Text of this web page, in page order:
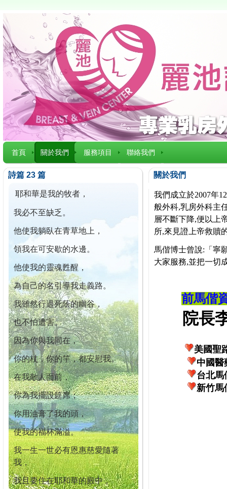
首頁 關於我們 服務項目 聯絡我們
詩篇 23 篇
耶和華是我的牧者，
我必不至缺乏。
他使我躺臥在青草地上，
領我在可安歇的水邊。
他使我的靈魂甦醒，
為自己的名引導我走義路。
我雖然行過死蔭的幽谷，
也不怕遭害。
因為你與我同在，
你的杖，你的竿，都安慰我。
在我敵人面前，
你為我擺設筵席；
你用油膏了我的頭，
使我的福杯滿溢。
我一生一世必有恩惠慈愛隨著
我，
我且要住在耶和華的殿中，
關於我們
我們成立於2007年
般外科,乳房外科主
層不斷下降,便以上
所,來見證上帝救贖
馬偕博士曾說:「寧
大家服務,並把一切
前馬偕
院長李
美國聖
中國醫
台北馬
新竹馬